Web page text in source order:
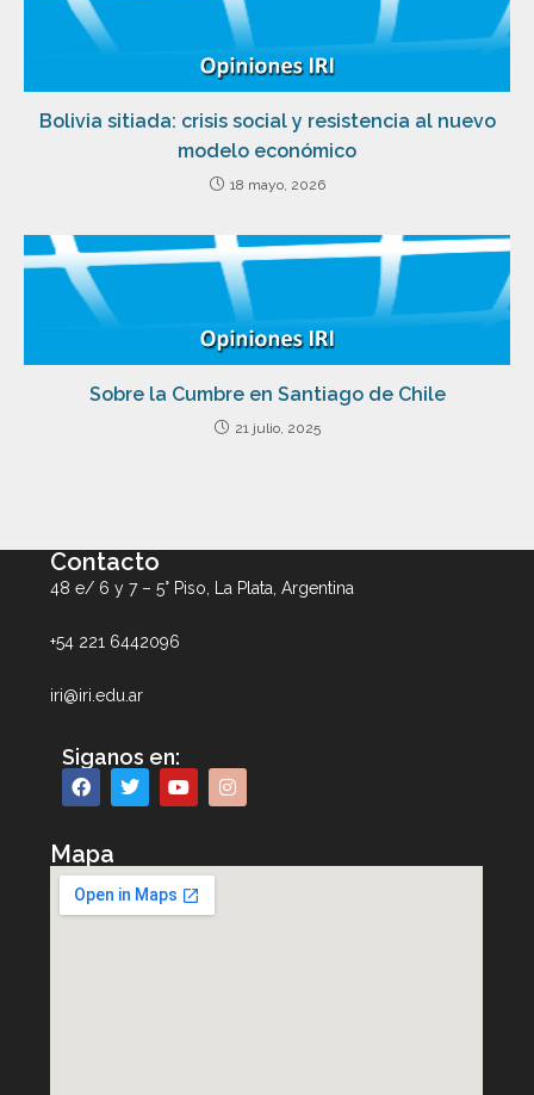
Bolivia sitiada: crisis social y resistencia al nuevo
modelo económico
18 mayo, 2026
Sobre la Cumbre en Santiago de Chile
21 julio, 2025
Contacto
48 e/ 6 y 7 – 5° Piso, La Plata, Argentina
+54 221 6442096
iri@iri.edu.ar
Siganos en:
Mapa